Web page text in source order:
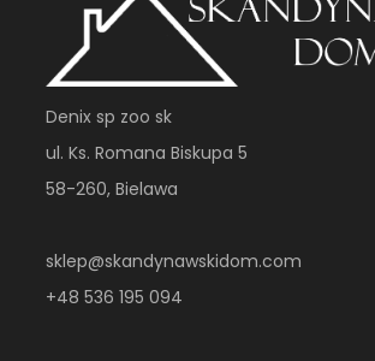
Denix sp zoo sk
ul. Ks. Romana Biskupa 5
58-260, Bielawa
sklep@skandynawskidom.com
+48 536 195 094